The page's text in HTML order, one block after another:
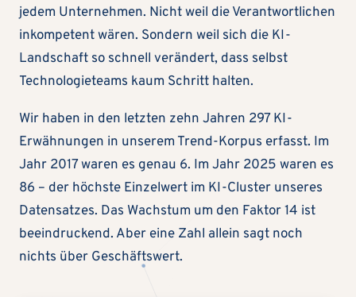
jedem Unternehmen. Nicht weil die Verantwortlichen
inkompetent wären. Sondern weil sich die KI-
Landschaft so schnell verändert, dass selbst
Technologieteams kaum Schritt halten.
Wir haben in den letzten zehn Jahren 297 KI-
Erwähnungen in unserem Trend-Korpus erfasst. Im
Jahr 2017 waren es genau 6. Im Jahr 2025 waren es
86 – der höchste Einzelwert im KI-Cluster unseres
Datensatzes. Das Wachstum um den Faktor 14 ist
beeindruckend. Aber eine Zahl allein sagt noch
nichts über Geschäftswert.